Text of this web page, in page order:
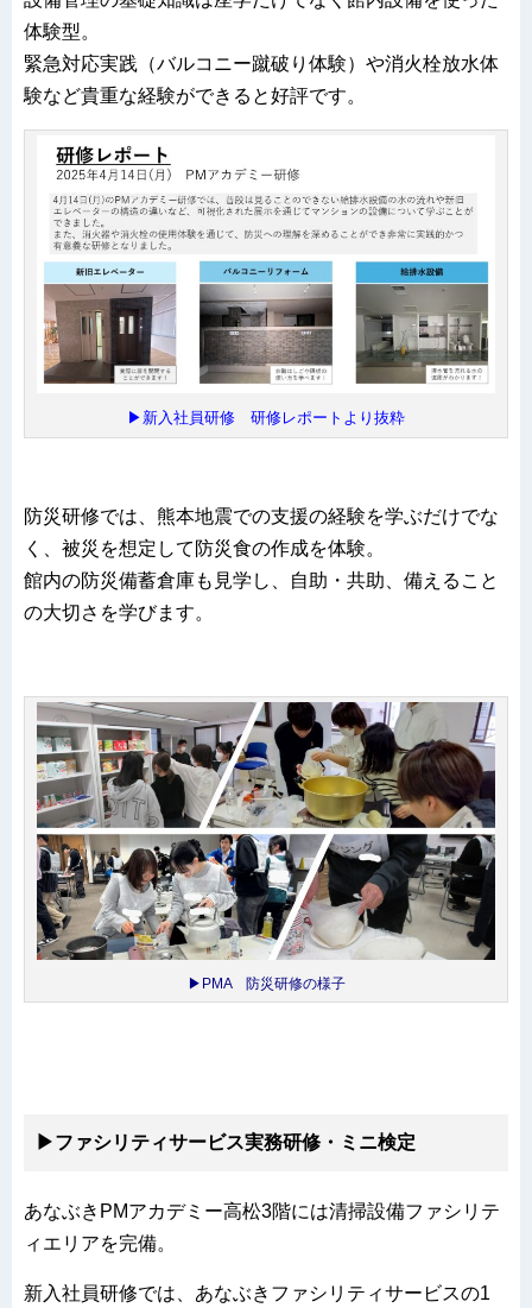
体験型。
緊急対応実践（バルコニー蹴破り体験）や消火栓放水体
験など貴重な経験ができると好評です。
▶新入社員研修 研修レポートより抜粋
防災研修では、熊本地震での支援の経験を学ぶだけでな
く、被災を想定して防災食の作成を体験。
館内の防災備蓄倉庫も見学し、自助・共助、備えること
の大切さを学びます。
▶PMA 防災研修の様子
▶ファシリティサービス実務研修・ミニ検定
あなぶきPMアカデミー高松3階には清掃設備ファシリテ
ィエリアを完備。
新入社員研修では、あなぶきファシリティサービスの1